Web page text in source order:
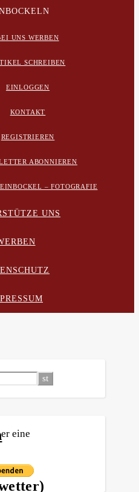
UNS WERBEN
SCHREIBEN
EINLOGGEN
KONTAKT
REGISTRIEREN
ABONNIEREN
– FOTOGRAFIE
UNS
eine